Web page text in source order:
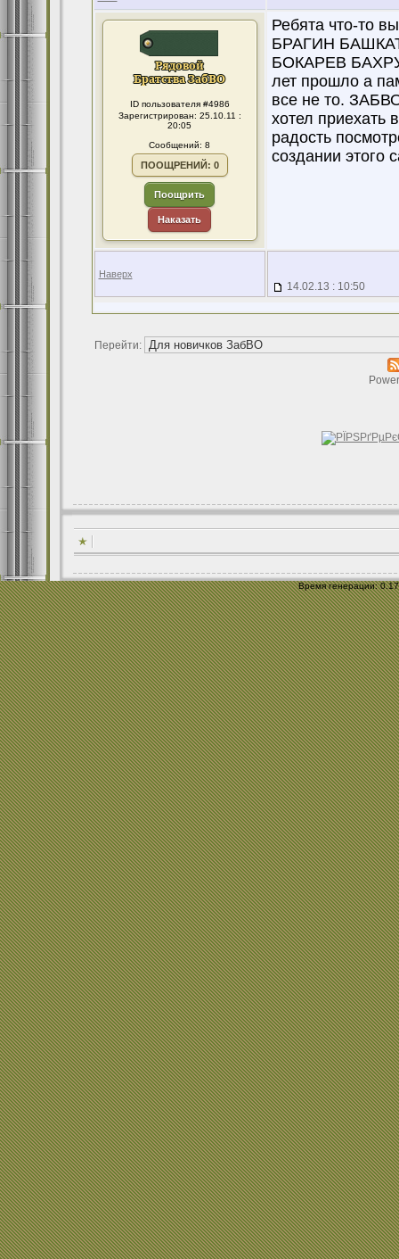
ID пользователя #4986
Зарегистрирован: 25.10.11 :
20:05
Сообщений: 8
ПООЩРЕНИЙ: 0
Поощрить
Наказать
Ребята что-то
БРАГИН
БОКАРЕВ
лет прошло а
все не то.
хотел приехать
радость
создании этого
Наверх
14.02.13 : 10:50
Перейти:
Время генерации: